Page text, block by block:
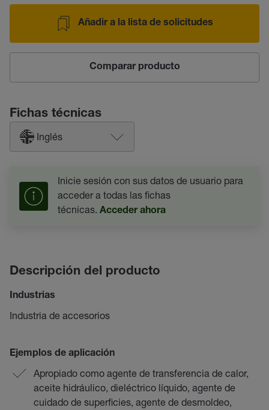
Añadir a la lista de solicitudes
Comparar producto
Fichas técnicas
Inglés
Inicie sesión con sus datos de usuario para
acceder a todas las fichas
técnicas. Acceder ahora
Descripción del producto
Industrias
Industria de accesorios
Ejemplos de aplicación
Apropiado como agente de transferencia de calor,
aceite hidráulico, dieléctrico líquido, agente de
cuidado de superficies, agente de desmoldeo,